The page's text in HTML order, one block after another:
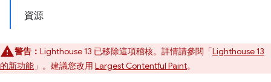
資源
警告： Lighthouse 13 已移除這項稽核。詳情請參閱「Lighthouse 13
的新功能 」。建議您改用 Largest Contentful Paint。